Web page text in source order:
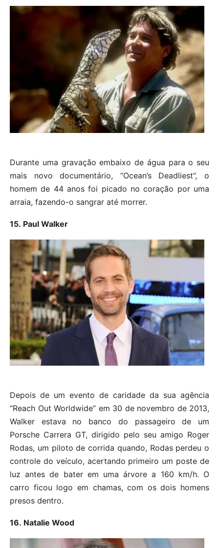
Durante uma gravação embaixo de água para o seu
mais novo documentário, “Ocean’s Deadliest”, o
homem de 44 anos foi picado no coração por uma
arraia, fazendo-o sangrar até morrer.
15. Paul Walker
Depois de um evento de caridade da sua agência
“Reach Out Worldwide” em 30 de novembro de 2013,
Walker estava no banco do passageiro de um
Porsche Carrera GT, dirigido pelo seu amigo Roger
Rodas, um piloto de corrida quando, Rodas perdeu o
controle do veículo, acertando primeiro um poste de
luz antes de bater em uma árvore a 160 km/h. O
carro ficou logo em chamas, com os dois homens
presos dentro.
16. Natalie Wood